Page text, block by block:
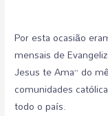
Por esta ocasião
mensais de
Jesus te Ama” do
comunidades
todo o país.